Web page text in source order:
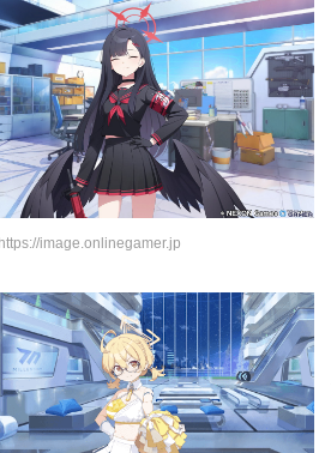
https://image.onlinegamer.jp